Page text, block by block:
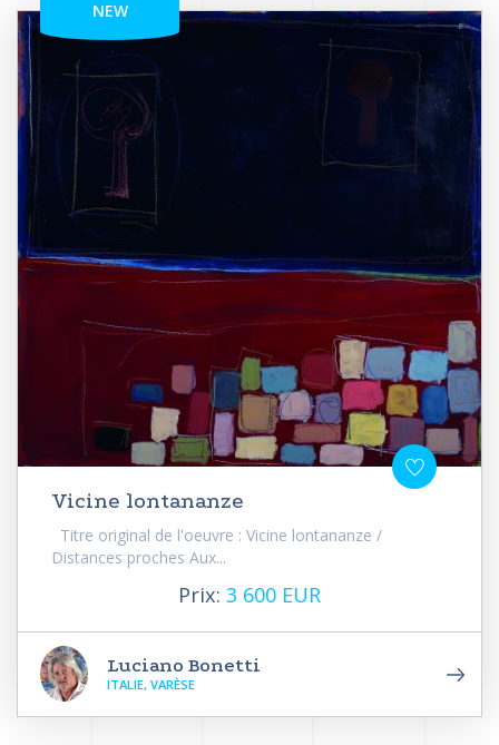
NEW
Vicine lontananze
Titre original de l'oeuvre : Vicine lontananze /
Distances proches Aux...
Prix: 3 600 EUR
Luciano Bonetti
ITALIE, VARÈSE